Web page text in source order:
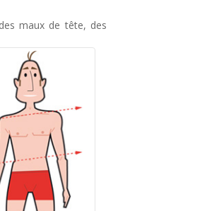
maux de tête, des